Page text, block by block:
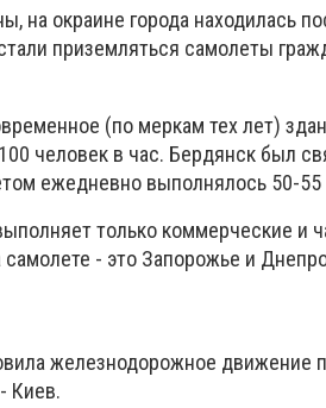
на окраине города находилась
приземляться самолеты
(по меркам тех лет)
человек в час. Бердянск был
ежедневно выполнялось 50-55
только коммерческие и
- это Запорожье и
железнодорожное движение
Киев.